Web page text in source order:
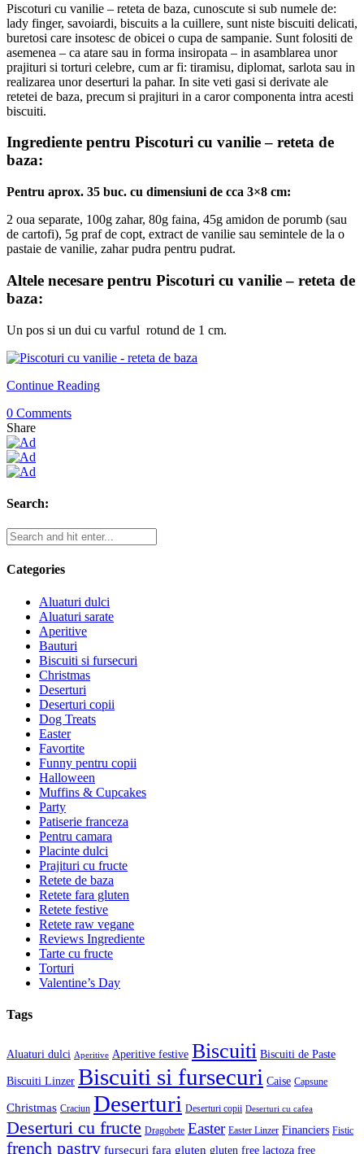
Piscoturi cu vanilie – reteta de baza, cunoscute si sub numele de:
lady finger, savoiardi, biscuits a la cuillere, sunt niste biscuiti delicati,
buretosi care insotesc de obicei o cupa de sampanie. Sunt folositi de
asemenea – ca atare sau in forma insiropata – in asamblarea unor
prajituri si torturi celebre, cum ar fi: tiramisu, diplomat, sarlota sau in
realizarea unor deserturi la pahar. In site veti gasi si derivate ale
retetei de baza, precum si prajituri in a caror componenta intra acesti
biscuiti.
Ingrediente pentru Piscoturi cu vanilie – reteta de
baza:
Pentru aprox. 35 buc. cu dimensiuni de cca 3×8 cm:
2 oua separate, 100g zahar, 80g faina, 45g amidon de porumb (sau
de cartofi), 5g praf de copt, extract de vanilie sau semintele de la o
pastaie de vanilie, zahar pudra pentru pudrat.
Altele necesare pentru Piscoturi cu vanilie – reteta de
baza:
Un pos si un dui cu varful rotund de 1 cm.
Continue Reading
0 Comments
Share
Search:
Categories
Aluaturi dulci
Aluaturi sarate
Aperitive
Bauturi
Biscuiti si fursecuri
Christmas
Deserturi
Deserturi copii
Dog Treats
Easter
Favortite
Funny pentru copii
Halloween
Muffins & Cupcakes
Party
Patiserie franceza
Pentru camara
Placinte dulci
Prajituri cu fructe
Retete de baza
Retete fara gluten
Retete festive
Retete raw vegane
Reviews Ingrediente
Tarte cu fructe
Torturi
Valentine’s Day
Tags
Aluaturi dulci Aperitive Aperitive festive Biscuiti Biscuiti de Paste
Biscuiti Linzer Biscuiti si fursecuri Caise Capsune
Christmas Craciun Deserturi Deserturi copii Deserturi cu cafea
Deserturi cu fructe Dragobete Easter Easter Linzer Financiers Fistic
french pastry fursecuri fara gluten gluten free lactoza free